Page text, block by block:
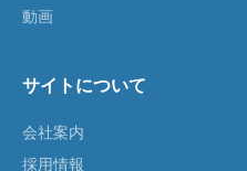
動画
サイトについて
会社案内
採用情報